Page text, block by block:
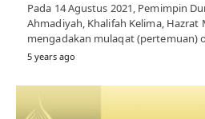
Pada 14 Agustus 2021, Pemimpin
Ahmadiyah, Khalifah Kelima, Hazrat
mengadakan mulaqat (pertemuan)
5 years ago